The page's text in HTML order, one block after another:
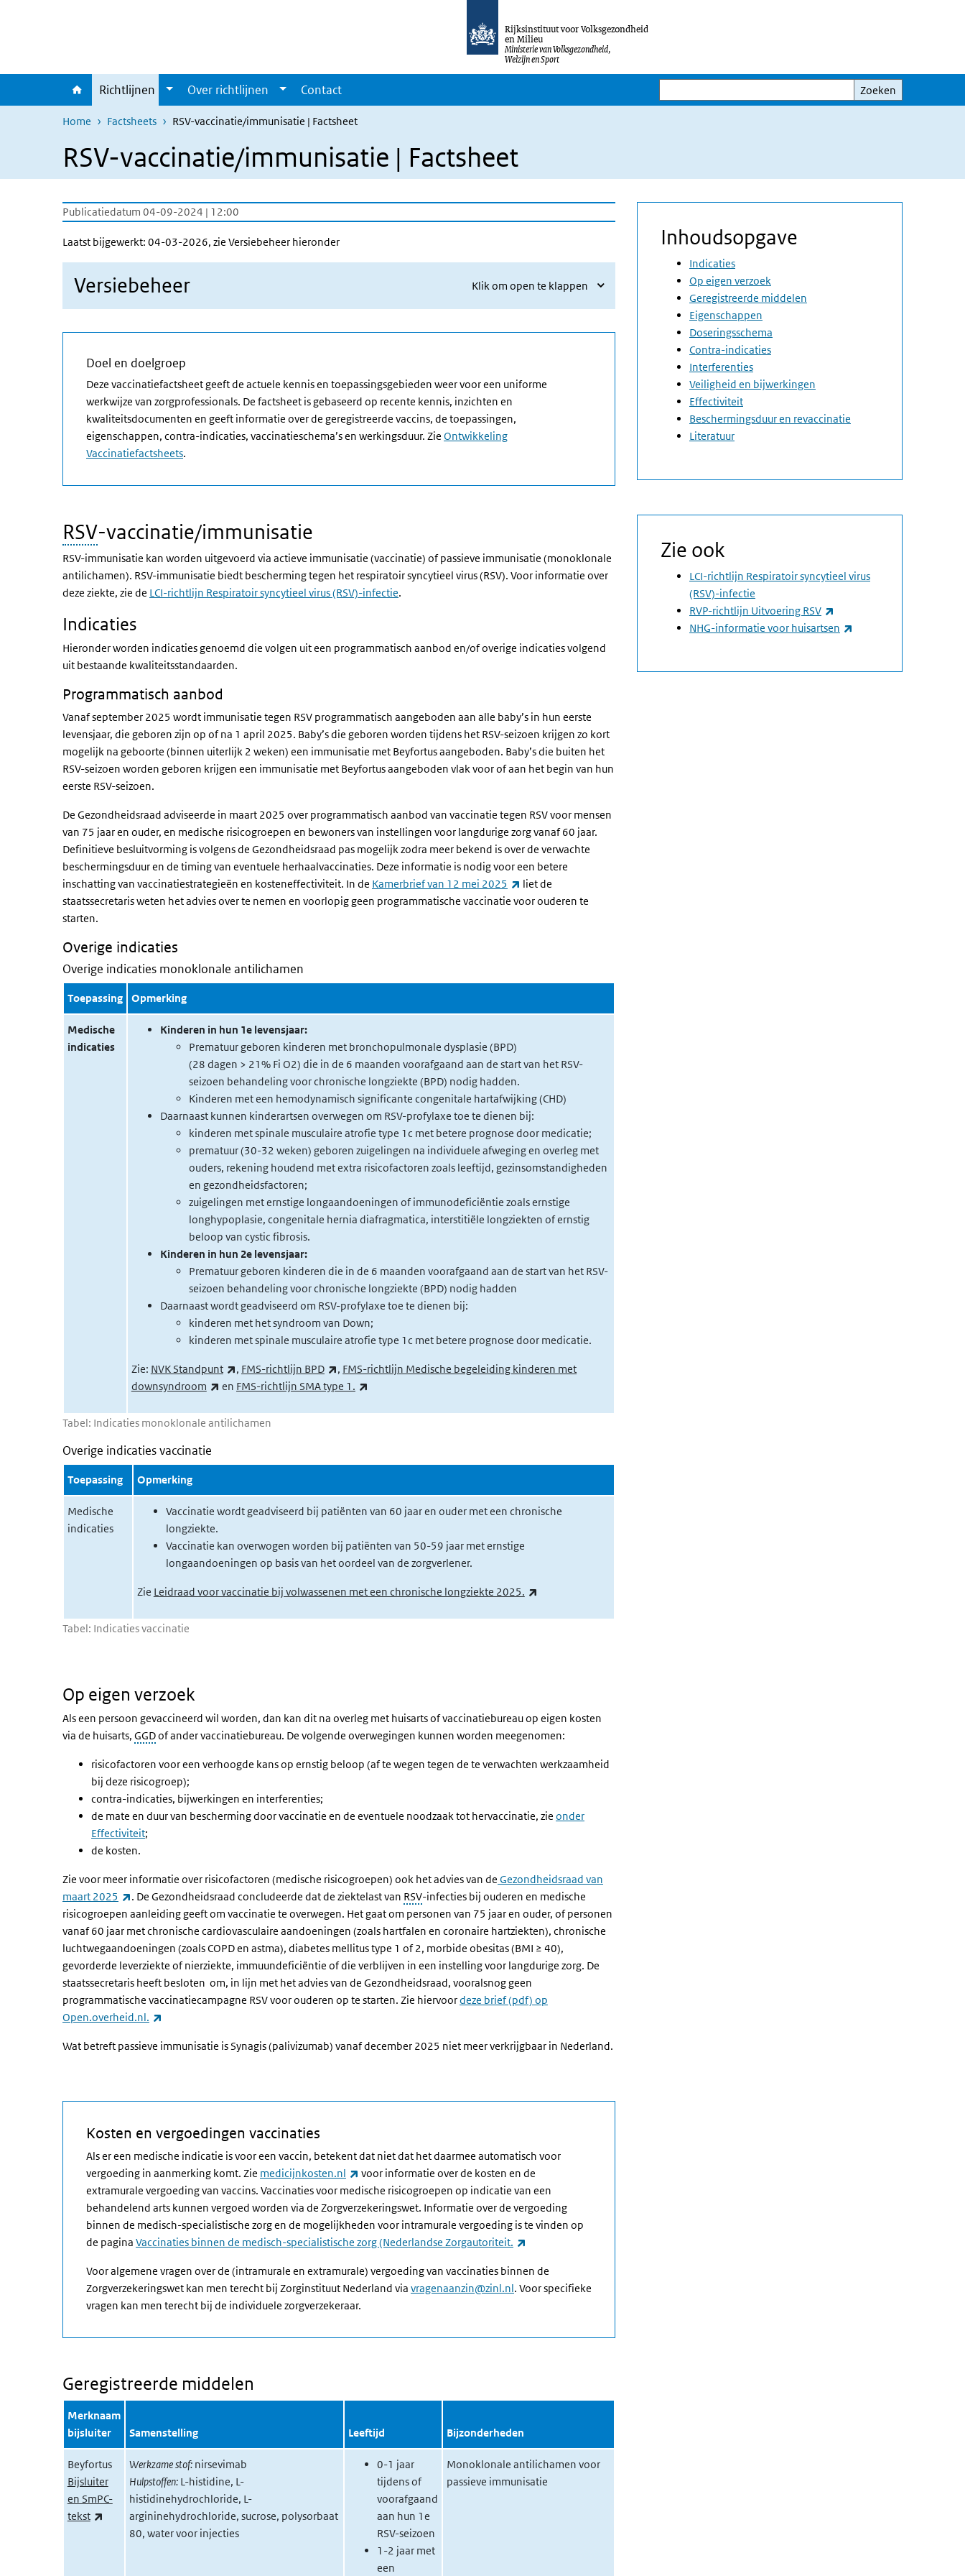
Rijksinstituut voor Volksgezondheid
en Milieu
Ministerie van Volksgezondheid,
Welzijn en Sport
Richtlijnen Over richtlijnen Contact
Zoeken
Zoeken
Home Factsheets RSV-vaccinatie/immunisatie | Factsheet
RSV-vaccinatie/immunisatie | Factsheet
Publicatiedatum 04-09-2024 | 12:00
Laatst bijgewerkt: 04-03-2026, zie Versiebeheer hieronder
Versiebeheer Klik om open te klappen
Doel en doelgroep
Deze vaccinatiefactsheet geeft de actuele kennis en toepassingsgebieden weer voor een uniforme
werkwijze van zorgprofessionals. De factsheet is gebaseerd op recente kennis, inzichten en
kwaliteitsdocumenten en geeft informatie over de geregistreerde vaccins, de toepassingen,
eigenschappen, contra-indicaties, vaccinatieschema’s en werkingsduur. Zie Ontwikkeling
Vaccinatiefactsheets.
RSV-vaccinatie/immunisatie
RSV-immunisatie kan worden uitgevoerd via actieve immunisatie (vaccinatie) of passieve immunisatie (monoklonale
antilichamen). RSV-immunisatie biedt bescherming tegen het respiratoir syncytieel virus (RSV). Voor informatie over
deze ziekte, zie de LCI-richtlijn Respiratoir syncytieel virus (RSV)-infectie.
Indicaties
Hieronder worden indicaties genoemd die volgen uit een programmatisch aanbod en/of overige indicaties volgend
uit bestaande kwaliteitsstandaarden.
Programmatisch aanbod
Vanaf september 2025 wordt immunisatie tegen RSV programmatisch aangeboden aan alle baby’s in hun eerste
levensjaar, die geboren zijn op of na 1 april 2025. Baby’s die geboren worden tijdens het RSV-seizoen krijgen zo kort
mogelijk na geboorte (binnen uiterlijk 2 weken) een immunisatie met Beyfortus aangeboden. Baby’s die buiten het
RSV-seizoen worden geboren krijgen een immunisatie met Beyfortus aangeboden vlak voor of aan het begin van hun
eerste RSV-seizoen.
De Gezondheidsraad adviseerde in maart 2025 over programmatisch aanbod van vaccinatie tegen RSV voor mensen
van 75 jaar en ouder, en medische risicogroepen en bewoners van instellingen voor langdurige zorg vanaf 60 jaar.
Definitieve besluitvorming is volgens de Gezondheidsraad pas mogelijk zodra meer bekend is over de verwachte
beschermingsduur en de timing van eventuele herhaalvaccinaties. Deze informatie is nodig voor een betere
inschatting van vaccinatiestrategieën en kosteneffectiviteit. In de Kamerbrief van 12 mei 2025 (externe link)
liet de
staatssecretaris weten het advies over te nemen en voorlopig geen programmatische vaccinatie voor ouderen te
starten.
Overige indicaties
Overige indicaties monoklonale antilichamen
Tabel: Indicaties monoklonale antilichamen
Toepassing Opmerking
Medische
indicaties
Kinderen in hun 1e levensjaar:
Prematuur geboren kinderen met bronchopulmonale dysplasie (BPD)
(28 dagen > 21% Fi O2) die in de 6 maanden voorafgaand aan de start van het RSV-
seizoen behandeling voor chronische longziekte (BPD) nodig hadden.
Kinderen met een hemodynamisch significante congenitale hartafwijking (CHD)
Daarnaast kunnen kinderartsen overwegen om RSV-profylaxe toe te dienen bij:
kinderen met spinale musculaire atrofie type 1c met betere prognose door medicatie;
prematuur (30-32 weken) geboren zuigelingen na individuele afweging en overleg met
ouders, rekening houdend met extra risicofactoren zoals leeftijd, gezinsomstandigheden
en gezondheidsfactoren;
zuigelingen met ernstige longaandoeningen of immunodeficiëntie zoals ernstige
longhypoplasie, congenitale hernia diafragmatica, interstitiële longziekten of ernstig
beloop van cystic fibrosis.
Kinderen in hun 2e levensjaar:
Prematuur geboren kinderen die in de 6 maanden voorafgaand aan de start van het RSV-
seizoen behandeling voor chronische longziekte (BPD) nodig hadden
Daarnaast wordt geadviseerd om RSV-profylaxe toe te dienen bij:
kinderen met het syndroom van Down;
kinderen met spinale musculaire atrofie type 1c met betere prognose door medicatie.
Zie: NVK Standpunt (externe link)
, FMS-richtlijn BPD (externe link)
, FMS-richtlijn Medische begeleiding kinderen met
downsyndroom
(externe link)
en FMS-richtlijn SMA type 1.
Overige indicaties vaccinatie
Tabel: Indicaties vaccinatie
Toepassing Opmerking
Medische
indicaties
Vaccinatie wordt geadviseerd bij patiënten van 60 jaar en ouder met een chronische
longziekte.
Vaccinatie kan overwogen worden bij patiënten van 50-59 jaar met ernstige
longaandoeningen op basis van het oordeel van de zorgverlener.
Zie Leidraad voor vaccinatie bij volwassenen met een chronische longziekte 2025.
Op eigen verzoek
Als een persoon gevaccineerd wil worden, dan kan dit na overleg met huisarts of vaccinatiebureau op eigen kosten
via de huisarts, GGDof ander vaccinatiebureau. De volgende overwegingen kunnen worden meegenomen:
risicofactoren voor een verhoogde kans op ernstig beloop (af te wegen tegen de te verwachten werkzaamheid
bij deze risicogroep);
contra-indicaties, bijwerkingen en interferenties;
de mate en duur van bescherming door vaccinatie en de eventuele noodzaak tot hervaccinatie, zie onder
Effectiviteit;
de kosten.
Zie voor meer informatie over risicofactoren (medische risicogroepen) ook het advies van de Gezondheidsraad van
maart 2025
(externe link)
. De Gezondheidsraad concludeerde dat de ziektelast van RSV-infecties bij ouderen en medische
risicogroepen aanleiding geeft om vaccinatie te overwegen. Het gaat om personen van 75 jaar en ouder, of personen
vanaf 60 jaar met chronische cardiovasculaire aandoeningen (zoals hartfalen en coronaire hartziekten), chronische
luchtwegaandoeningen (zoals COPD en astma), diabetes mellitus type 1 of 2, morbide obesitas (BMI ≥ 40),
gevorderde leverziekte of nierziekte, immuundeficiëntie of die verblijven in een instelling voor langdurige zorg. De
staatssecretaris heeft besloten om, in lijn met het advies van de Gezondheidsraad, vooralsnog geen
programmatische vaccinatiecampagne RSV voor ouderen op te starten. Zie hiervoordeze brief (pdf) op
Open.overheid.nl.
Wat betreft passieve immunisatie is Synagis (palivizumab) vanaf december 2025 niet meer verkrijgbaar in Nederland.
Kosten en vergoedingen vaccinaties
Als er een medische indicatie is voor een vaccin, betekent dat niet dat het daarmee automatisch voor
vergoeding in aanmerking komt. Zie medicijnkosten.nl (externe link)
voor informatie over de kosten en de
extramurale vergoeding van vaccins. Vaccinaties voor medische risicogroepen op indicatie van een
behandelend arts kunnen vergoed worden via de Zorgverzekeringswet. Informatie over de vergoeding
binnen de medisch-specialistische zorg en de mogelijkheden voor intramurale vergoeding is te vinden op
de pagina Vaccinaties binnen de medisch-specialistische zorg (Nederlandse Zorgautoriteit.
Voor algemene vragen over de (intramurale en extramurale) vergoeding van vaccinaties binnen de
Zorgverzekeringswet kan men terecht bij Zorginstituut Nederland via vragenaanzin@zinl.nl. Voor specifieke
vragen kan men terecht bij de individuele zorgverzekeraar.
Geregistreerde middelen
Merknaam
bijsluiter
Samenstelling Leeftijd Bijzonderheden
Beyfortus
Bijsluiter
en SmPC-
tekst
(externe link)
Werkzame stof:nirsevimab
Hulpstoffen: L-histidine, L-
histidinehydrochloride, L-
argininehydrochloride, sucrose, polysorbaat
80, water voor injecties
0-1 jaar
tijdens of
voorafgaand
aan hun 1e
RSV-seizoen
1-2 jaar met
een
Monoklonale antilichamen voor
passieve immunisatie
Inhoudsopgave
Indicaties
Op eigen verzoek
Geregistreerde middelen
Eigenschappen
Doseringsschema
Contra-indicaties
Interferenties
Veiligheid en bijwerkingen
Effectiviteit
Beschermingsduur en revaccinatie
Literatuur
Zie ook
LCI-richtlijn Respiratoir syncytieel virus
(RSV)-infectie
RVP-richtlijn Uitvoering RSV
NHG-informatie voor huisartsen